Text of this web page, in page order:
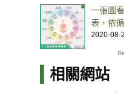
一張圖
表，依
倍！
2020-08-
相關網站